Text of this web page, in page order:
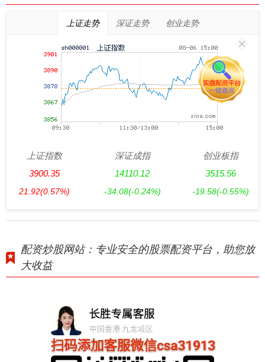
上证走势 深证走势 创业走势
上证指数
3900.35
21.92(0.57%)
深证成指
14110.12
-34.08(-0.24%)
创业板指
3515.56
-19.58(-0.55%)
配资炒股网站：专业安全的股票配资平台，助您放
大收益